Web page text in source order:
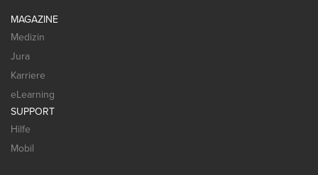
MAGAZINE
Medizin
Jura
Karriere
eLearning
SUPPORT
Hilfe
Mobil